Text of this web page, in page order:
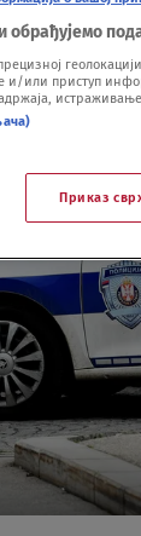
и/или приступ
истраживање
Приказ